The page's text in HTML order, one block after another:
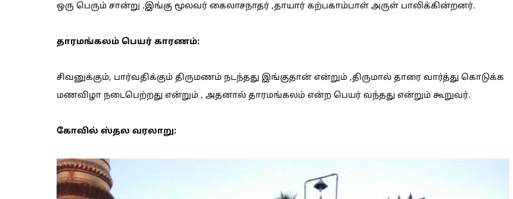
ஒரு பெரும் சான்று .இங்கு மூலவர் கைலாசநாதர் ,தாயார் கற்பகாம்பாள் அருள் பாலிக்கின்றனர்.
தாரமங்கலம் பெயர் காரணம்:
சிவனுக்கும், பார்வதிக்கும் திருமணம் நடந்தது இங்குதான் என்றும் ,திருமால் தாரை வார்த்து கொடுக்க
மணவிழா நடைபெற்றது என்றும் , அதனால் தாரமங்கலம் என்ற பெயர் வந்தது என்றும் கூறுவர்.
கோவில் ஸ்தல வரலாறு: